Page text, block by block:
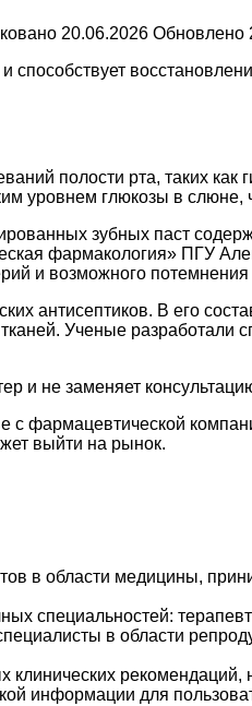
20.06.2026 Обновлено
полости рта, таких
уровнем глюкозы в слюне,
зубных паст
фармакология» ПГУ
и возможного
антисептиков. В его
Ученые разработали
и не заменяет
с фармацевтической
выйти на рынок.
в области медицины,
специальностей:
в области
информации для